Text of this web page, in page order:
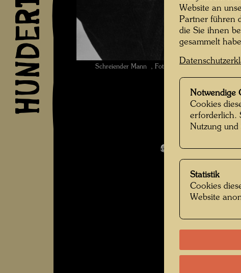
Schreiender Mann , Fotograf: Friedensreich
Werte der
Bildergalerie
Website an
Partner führen
die Sie ihnen
gesammelt
Notwendige
Cookies
erforderlich.
Nutzung
Statistik
Cookies
Website